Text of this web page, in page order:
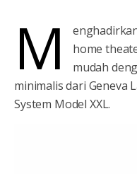
M
home
mudah
minimalis dari Geneva
System Model XXL.